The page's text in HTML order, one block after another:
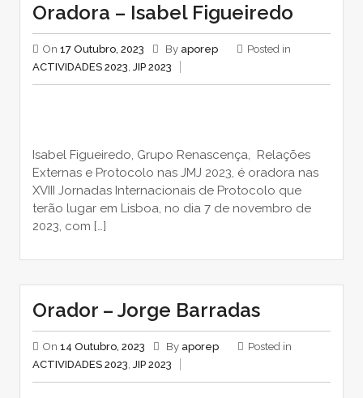
Oradora – Isabel Figueiredo
On 17 Outubro, 2023 By aporep
Posted in
ACTIVIDADES 2023, JIP 2023
Isabel Figueiredo, Grupo Renascença, Relações
Externas e Protocolo nas JMJ 2023, é oradora nas
XVIII Jornadas Internacionais de Protocolo que
terão lugar em Lisboa, no dia 7 de novembro de
2023, com […]
Orador – Jorge Barradas
On 14 Outubro, 2023 By aporep
Posted in
ACTIVIDADES 2023, JIP 2023